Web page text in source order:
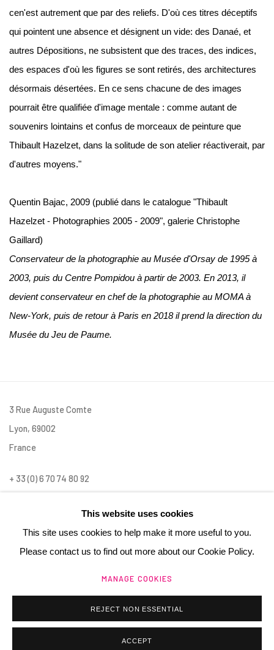
cen'est autrement que par des reliefs. D'où ces titres déceptifs
qui pointent une absence et désignent un vide: des Danaé, et
autres Dépositions, ne subsistent que des traces, des indices,
des espaces d'où les figures se sont retirés, des architectures
désormais désertées. En ce sens chacune de des images
pourrait être qualifiée d'image mentale : comme autant de
souvenirs lointains et confus de morceaux de peinture que
Thibault Hazelzet, dans la solitude de son atelier réactiverait, par
d'autres moyens."
Quentin Bajac, 2009 (publié dans le catalogue "Thibault
Hazelzet - Photographies 2005 - 2009", galerie Christophe
Gaillard)
Conservateur de la photographie au Musée d'Orsay de 1995 à
2003, puis du Centre Pompidou à partir de 2003. En 2013, il
devient conservateur en chef de la photographie au MOMA à
New-York, puis de retour à Paris en 2018 il prend la direction du
Musée du Jeu de Paume.
3 Rue Auguste Comte
Lyon, 69002
France
+ 33 (0) 6 70 74 80 92
@ 2025 GALERIE HENRI CHARTIER SITE BY ARTLOGIC
This website uses cookies
This site uses cookies to help make it more useful to you.
Please contact us to find out more about our Cookie Policy.
MANAGE COOKIES
REJECT NON ESSENTIAL
ACCEPT